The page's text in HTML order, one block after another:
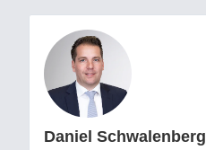
Daniel Schwalenberg